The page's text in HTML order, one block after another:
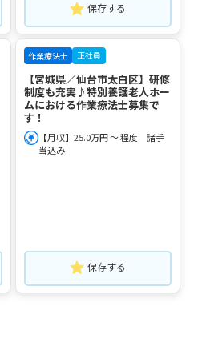
保存する
作業療法士 正社員
【宮城県／仙台市太白区】研修
制度も充実♪特別養護老人ホー
ムにおける作業療法士募集で
す！
【月収】25.0万円 ～ 程度 諸手
当込み
保存する